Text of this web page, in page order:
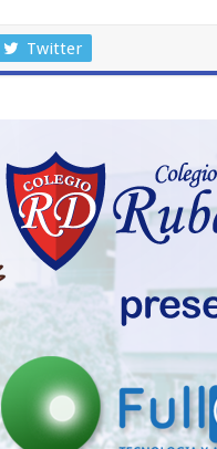
Twitter